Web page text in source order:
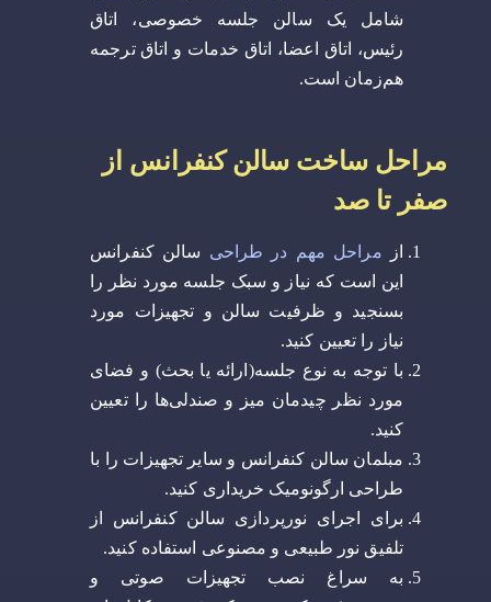
شامل یک سالن جلسه خصوصی، اتاق
رئیس، اتاق اعضا، اتاق خدمات و اتاق ترجمه
هم‌زمان است.
مراحل ساخت سالن کنفرانس از
صفر تا صد
از مراحل مهم در طراحی سالن کنفرانس
این است که نیاز و سبک جلسه مورد نظر را
بسنجید و ظرفیت سالن و تجهیزات مورد
نیاز را تعیین کنید.
با توجه به نوع جلسه(ارائه یا بحث) و فضای
مورد نظر چیدمان میز و صندلی‌ها را تعیین
کنید.
مبلمان سالن کنفرانس و سایر تجهیزات را با
طراحی ارگونومیک خریداری کنید.
برای اجرای نورپردازی سالن کنفرانس از
تلفیق نور طبیعی و مصنوعی استفاده کنید.
به سراغ نصب تجهیزات صوتی و